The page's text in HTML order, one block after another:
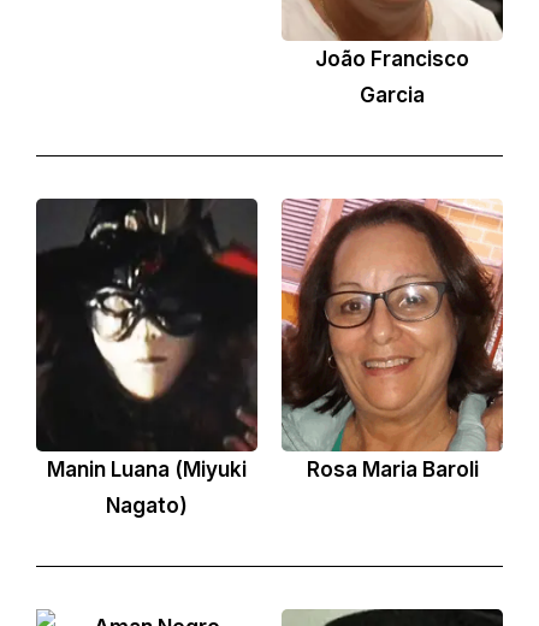
João Francisco
Garcia
Manin Luana (Miyuki
Nagato)
Rosa Maria Baroli